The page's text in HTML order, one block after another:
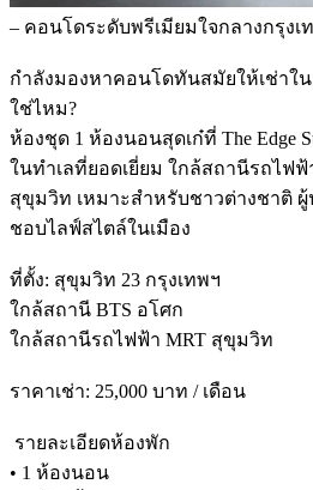
– คอนโดระดับพรีเมียมใจกลางกรุงเ
กำลังมองหาคอนโดทันสมัยให้เช่าใ
ใช่ไหม?
ห้องชุด 1 ห้องนอนสุดเก๋ที่ The Edge
ในทำเลที่ยอดเยี่ยม ใกล้สถานีรถไฟฟ้
สุขุมวิท เหมาะสำหรับชาวต่างชาติ
ชอบไลฟ์สไตล์ในเมือง
ที่ตั้ง: สุขุมวิท 23 กรุงเทพฯ
ใกล้สถานี BTS อโศก
ใกล้สถานีรถไฟฟ้า MRT สุขุมวิท
ราคาเช่า: 25,000 บาท / เดือน
️ รายละเอียดห้องพัก
• 1 ห้องนอน